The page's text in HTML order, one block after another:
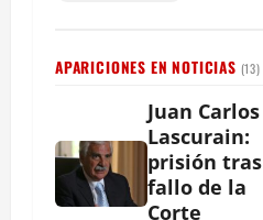
APARICIONES EN NOTICIAS (13)
Juan Carlos
Lascurain:
prisión tras
fallo de la
Corte